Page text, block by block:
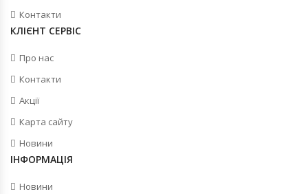
Контакти
КЛІЄНТ СЕРВІС
Про нас
Контакти
Акції
Карта сайту
Новини
ІНФОРМАЦІЯ
Новини